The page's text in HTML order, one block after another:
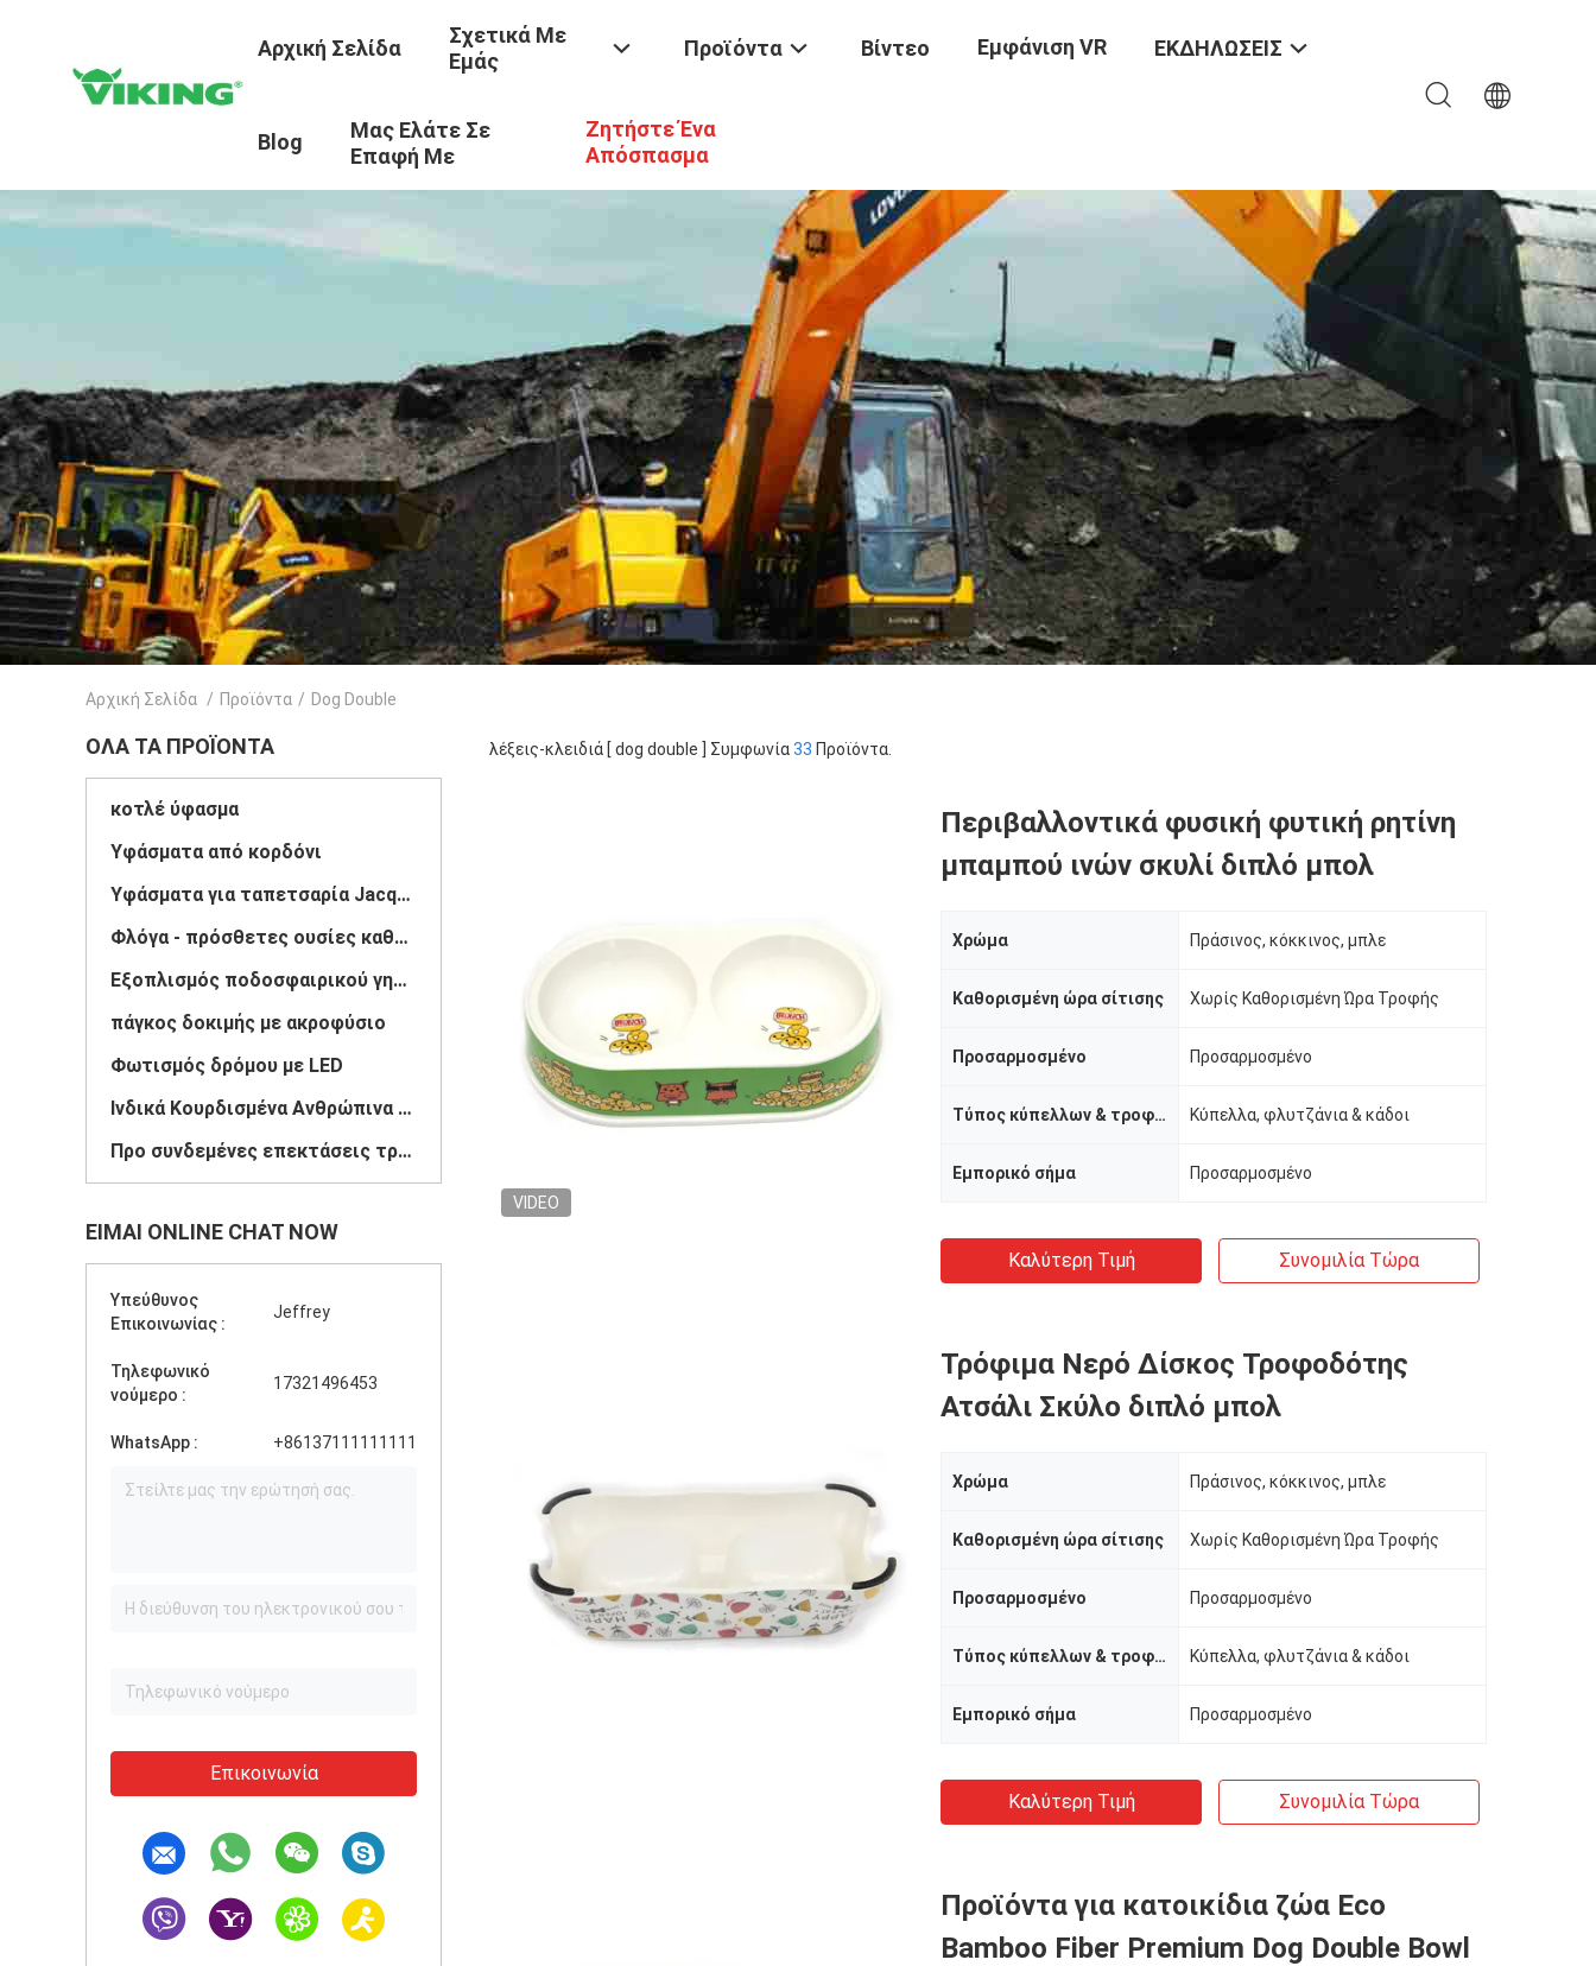
Αρχική Σελίδα
Σχετικά Με
Εμάς
Προϊόντα Βίντεο Εμφάνιση VR ΕΚΔΗΛΩΣΕΙΣ
Blog
Μας Ελάτε Σε
Επαφή Με
Ζητήστε Ένα
Απόσπασμα
Αρχική Σελίδα / Προϊόντα / Dog Double
ΌΛΑ ΤΑ ΠΡΟΪΌΝΤΑ
κοτλέ ύφασμα
Υφάσματα από κορδόνι
Υφάσματα για ταπετσαρία Jacquard
Φλόγα - πρόσθετες ουσίες καθυστερούντω
Εξοπλισμός ποδοσφαιρικού γηπέδου
πάγκος δοκιμής με ακροφύσιο
Φωτισμός δρόμου με LED
Ινδικά Κουρδισμένα Ανθρώπινα Μαλλιά
Προ συνδεμένες επεκτάσεις τρίχας
ΕΊΜΑΙ ONLINE CHAT NOW
Υπεύθυνος
Επικοινωνίας :
Jeffrey
Τηλεφωνικό
νούμερο :
17321496453
WhatsApp : +86137111111111
Επικοινωνία
λέξεις-κλειδιά [ dog double ] Συμφωνία33 Προϊόντα.
VIDEO
Περιβαλλοντικά φυσική φυτική ρητίνη
μπαμπού ινών σκυλί διπλό μπολ
Χρώμα Πράσινος, κόκκινος, μπλε
Καθορισμένη ώρα σίτισης Χωρίς Καθορισμένη Ώρα Τροφής
Προσαρμοσμένο Προσαρμοσμένο
Τύπος κύπελλων & τροφοδοτών Κύπελλα, φλυτζάνια & κάδοι
Εμπορικό σήμα Προσαρμοσμένο
Καλύτερη Τιμή Συνομιλία Τώρα
Τρόφιμα Νερό Δίσκος Τροφοδότης
Ατσάλι Σκύλο διπλό μπολ
Χρώμα Πράσινος, κόκκινος, μπλε
Καθορισμένη ώρα σίτισης Χωρίς Καθορισμένη Ώρα Τροφής
Προσαρμοσμένο Προσαρμοσμένο
Τύπος κύπελλων & τροφοδοτών Κύπελλα, φλυτζάνια & κάδοι
Εμπορικό σήμα Προσαρμοσμένο
Καλύτερη Τιμή Συνομιλία Τώρα
Προϊόντα για κατοικίδια ζώα Eco
Bamboo Fiber Premium Dog Double Bowl